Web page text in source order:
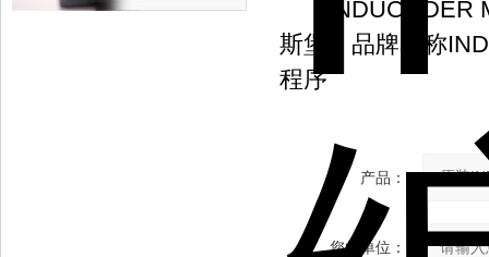
INDUCODER
斯堡。品牌名称
程序
产品：
您的单位：